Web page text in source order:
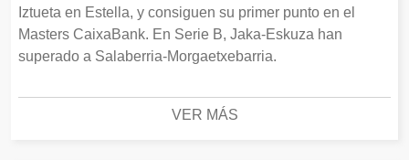
Iztueta en Estella, y consiguen su primer punto en el
Masters CaixaBank. En Serie B, Jaka-Eskuza han
superado a Salaberria-Morgaetxebarria.
VER MÁS